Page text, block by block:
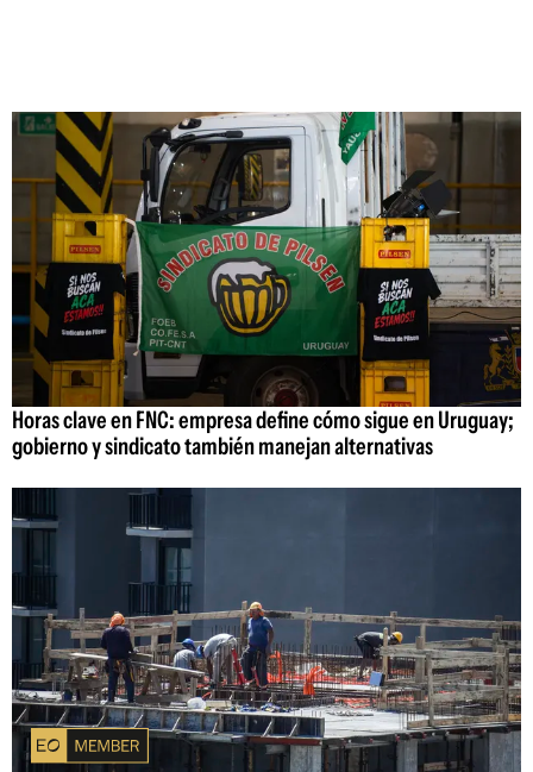
Horas clave en FNC: empresa define cómo sigue en Uruguay;
gobierno y sindicato también manejan alternativas